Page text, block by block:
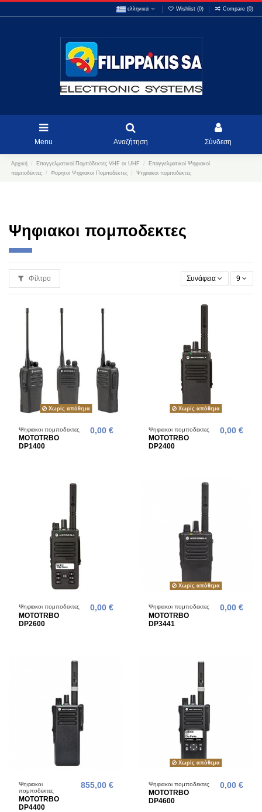
ελληνικά Wishlist (0) Compare (0)
Menu Αναζήτηση Σύνδεση
Αρχική Επαγγελματικοί Πομπόδεκτες VHF or UHF
Επαγγελματικοί Ψηφιακοί
πομποδέκτες
Φορητοί Ψηφιακοί Πομποδέκτες Ψηφιακοι πομποδεκτες
Ψηφιακοι πομποδεκτες
Φίλτρο Συνάφεια 9
Χωρίς απόθεμα
Ψηφιακοι πομποδεκτες
MOTOTRBO
DP1400
0,00 €
Χωρίς απόθεμα
Ψηφιακοι πομποδεκτες
MOTOTRBO
DP2400
0,00 €
Ψηφιακοι πομποδεκτες
MOTOTRBO
DP2600
0,00 €
Χωρίς απόθεμα
Ψηφιακοι πομποδεκτες
MOTOTRBO
DP3441
0,00 €
Ψηφιακοι
πομποδεκτες
MOTOTRBO
DP4400
855,00 €
Χωρίς απόθεμα
Ψηφιακοι πομποδεκτες
MOTOTRBO
DP4600
0,00 €